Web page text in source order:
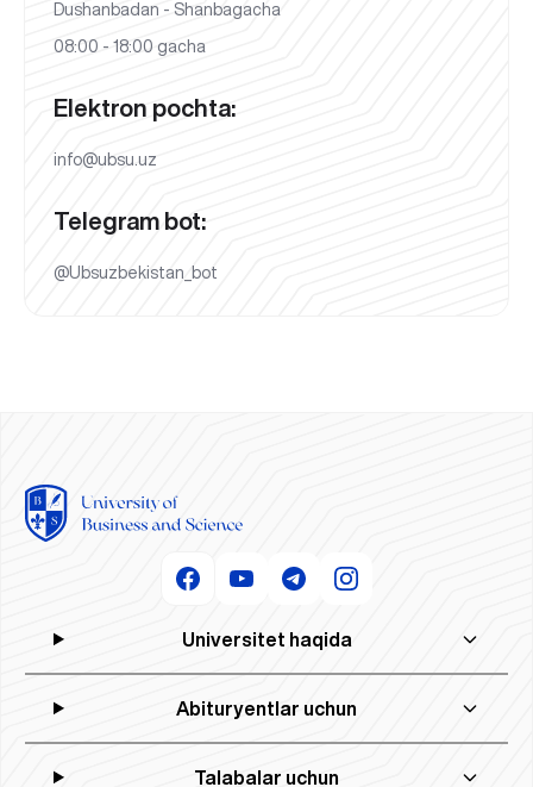
Dushanbadan - Shanbagacha
08:00 - 18:00 gacha
Elektron pochta:
info@ubsu.uz
Telegram bot:
@Ubsuzbekistan_bot
Universitet haqida
Abituryentlar uchun
Talabalar uchun